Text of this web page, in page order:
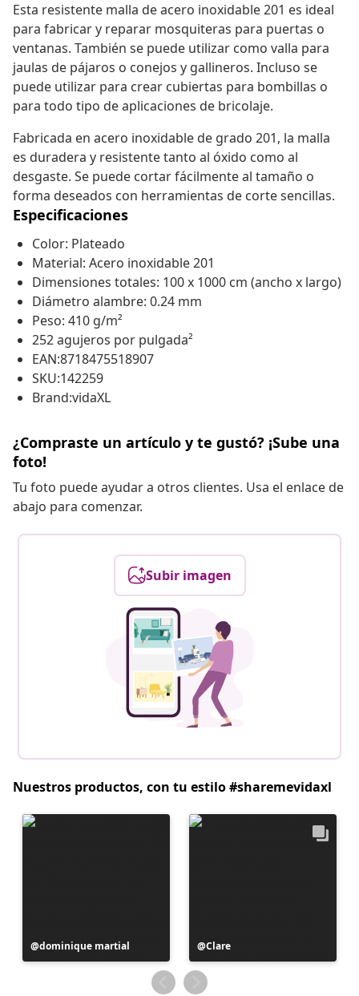
Esta resistente malla de acero inoxidable 201 es ideal
para fabricar y reparar mosquiteras para puertas o
ventanas. También se puede utilizar como valla para
jaulas de pájaros o conejos y gallineros. Incluso se
puede utilizar para crear cubiertas para bombillas o
para todo tipo de aplicaciones de bricolaje.
Fabricada en acero inoxidable de grado 201, la malla
es duradera y resistente tanto al óxido como al
desgaste. Se puede cortar fácilmente al tamaño o
forma deseados con herramientas de corte sencillas.
Especificaciones
Color: Plateado
Material: Acero inoxidable 201
Dimensiones totales: 100 x 1000 cm (ancho x largo)
Diámetro alambre: 0.24 mm
Peso: 410 g/m²
252 agujeros por pulgada²
EAN:8718475518907
SKU:142259
Brand:vidaXL
¿Compraste un artículo y te gustó? ¡Sube una
foto!
Tu foto puede ayudar a otros clientes. Usa el enlace de
abajo para comenzar.
Subir imagen
Nuestros productos, con tu estilo #sharemevidaxl
Publicación
realizada
dominique martial
Publicación
realizada
por
Clare